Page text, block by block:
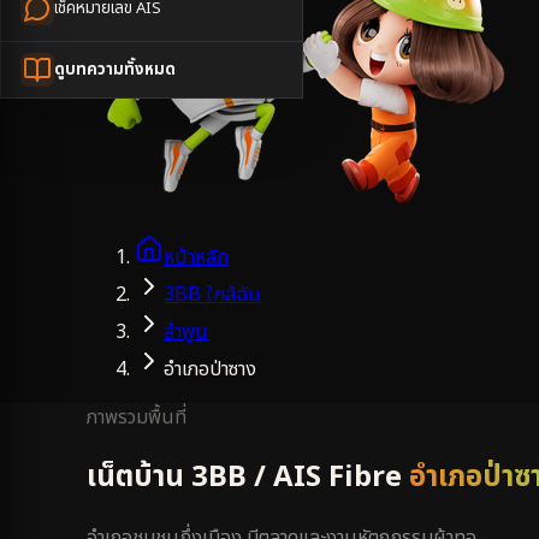
เช็คหมายเลข AIS
ดูบทความทั้งหมด
หน้าหลัก
3BB ใกล้ฉัน
ลำพูน
อำเภอป่าซาง
ภาพรวมพื้นที่
เน็ตบ้าน 3BB / AIS Fibre อำเภอป่าซ